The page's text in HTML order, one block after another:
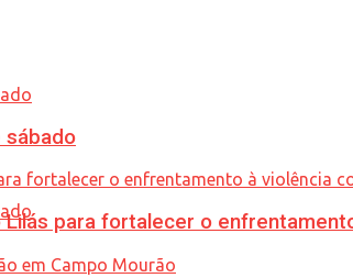
sábado
para fortalecer o